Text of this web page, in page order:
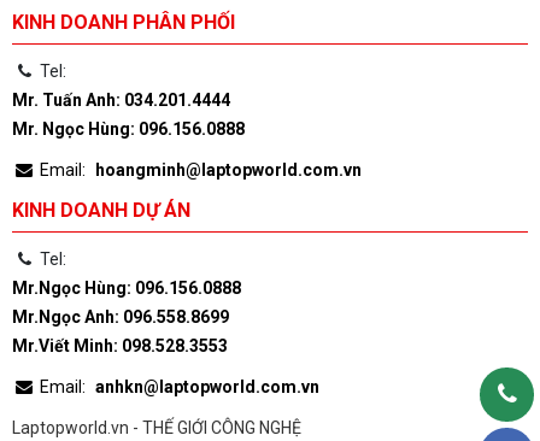
KINH DOANH PHÂN PHỐI
Tel:
Mr. Tuấn Anh: 034.201.4444
Mr. Ngọc Hùng: 096.156.0888
Email: hoangminh@laptopworld.com.vn
KINH DOANH DỰ ÁN
Tel:
Mr.Ngọc Hùng: 096.156.0888
Mr.Ngọc Anh: 096.558.8699
Mr.Viết Minh: 098.528.3553
Email: anhkn@laptopworld.com.vn
Laptopworld.vn - THẾ GIỚI CÔNG NGHỆ